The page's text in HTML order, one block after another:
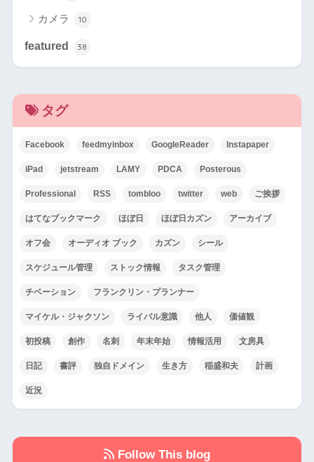
カメラ 10
featured 38
タグ
Facebook feedmyinbox GoogleReader Instapaper
iPad jetstream LAMY PDCA Posterous
Professional RSS tombloo twitter web ご挨拶
はてなブックマーク ほぼ日 ほぼ日カズン アーカイブ
オフ会 オーディオ ブック カズン シール
スケジュール管理 ストック情報 タスク管理
チベーション フランクリン・プランナー
マイケル・ジャクソン ライバル意識 他人 価値観
初投稿 創作 名刺 年末年始 情報活用 文房具
日記 書評 独自ドメイン 生き方 稲盛和夫 計画
近況
Follow This blog